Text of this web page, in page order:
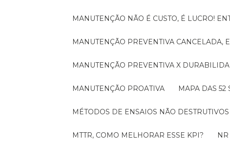
MANUTENÇÃO NÃO É CUSTO, É LUCRO!
MANUTENÇÃO PREVENTIVA CANCELADA,
MANUTENÇÃO PREVENTIVA X
MANUTENÇÃO PROATIVA MAPA DAS
MÉTODOS DE ENSAIOS NÃO
MTTR, COMO MELHORAR ESSE KPI?